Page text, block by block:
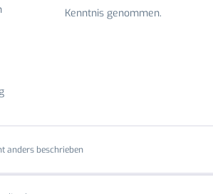
Kenntnis genommen.
anders beschrieben